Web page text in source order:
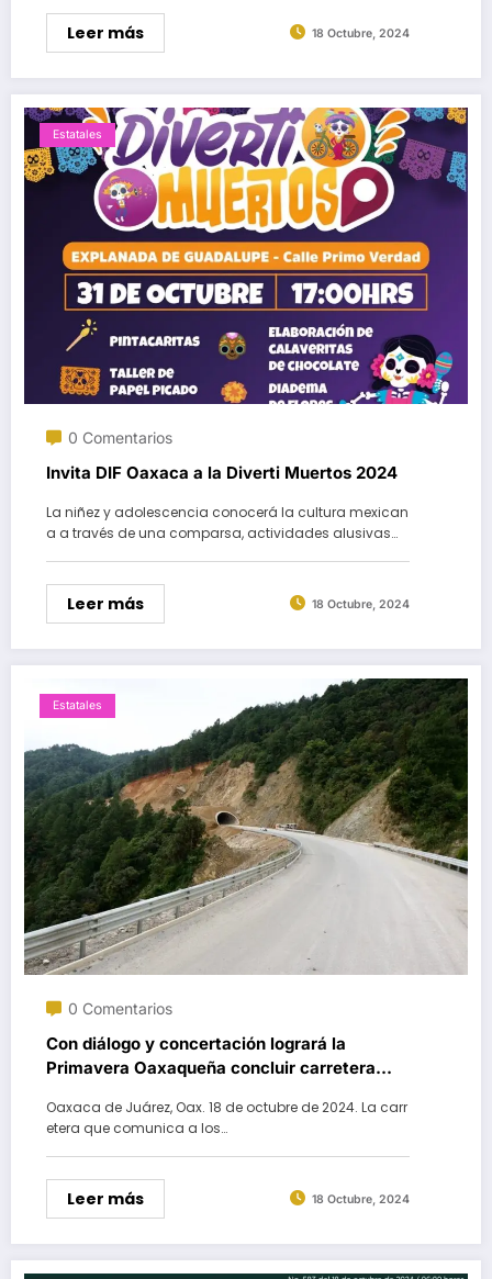
Leer más 18 Octubre, 2024
Estatales
0 Comentarios
Invita DIF Oaxaca a la Diverti Muertos 2024
La niñez y adolescencia conocerá la cultura mexican
a a través de una comparsa, actividades alusivas…
Leer más 18 Octubre, 2024
Estatales
0 Comentarios
Con diálogo y concertación logrará la
Primavera Oaxaqueña concluir carretera
Oaxaca de Juárez, Oax. 18 de octubre de 2024. La carr
etera que comunica a los…
Leer más 18 Octubre, 2024